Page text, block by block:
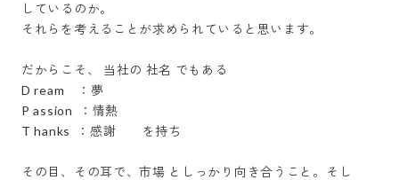
しているのか。
それらを考えることが求められていると思います。
だからこそ、 当社の 社名 でもある
D ream　：夢
P assion  ：情熱
T hanks  ：感謝　　を持ち
その目、その耳で、市場 としっかり向き合うこと。そし